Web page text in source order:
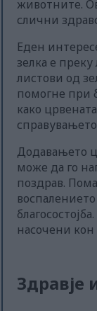
животните.
слични
Еден
зелка е
листови од
помогне при
како
Додавањето
може да го
поздрав.
насочени
Здравје